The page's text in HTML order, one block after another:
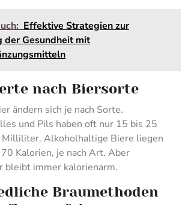
Effektive Strategien zur
der Gesundheit mit
nach Biersorte
ändern sich je nach Sorte.
und Pils haben oft nur 15 bis 25
Alkoholhaltige Biere liegen
Kalorien, je nach Art. Aber
bleibt immer kalorienarm.
Braumethoden